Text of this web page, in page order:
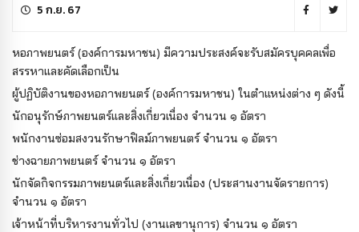
5 ก.ย. 67
หอภาพยนตร์ (องค์การมหาชน) มีความประสงค์จะรับสมัครบุคคลเพื่อ
สรรหาและคัดเลือกเป็น
ผู้ปฏิบัติงานของหอภาพยนตร์ (องค์การมหาชน) ในตำแหน่งต่าง ๆ ดังนี้
นักอนุรักษ์ภาพยนตร์และสิ่งเกี่ยวเนื่อง จำนวน ๑ อัตรา
พนักงานซ่อมสงวนรักษาฟิลม์ภาพยนตร์ จำนวน ๑ อัตรา
ช่างฉายภาพยนตร์ จำนวน ๑ อัตรา
นักจัดกิจกรรมภาพยนตร์และสิ่งเกี่ยวเนื่อง (ประสานงานจัดรายการ)
จำนวน ๑ อัตรา
เจ้าหน้าที่บริหารงานทั่วไป (งานเลขานุการ) จำนวน ๑ อัตรา